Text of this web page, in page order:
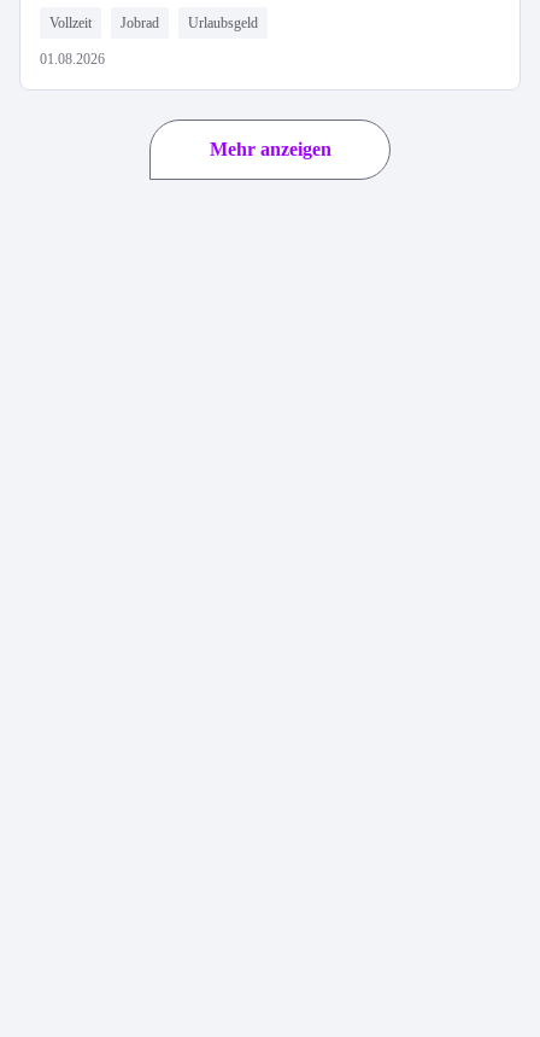
Vollzeit Jobrad Urlaubsgeld
01.08.2026
Mehr anzeigen